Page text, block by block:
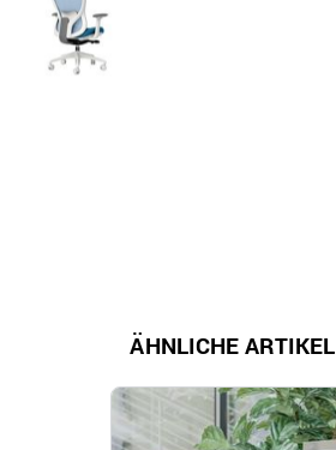
ÄHNLICHE ARTIKEL